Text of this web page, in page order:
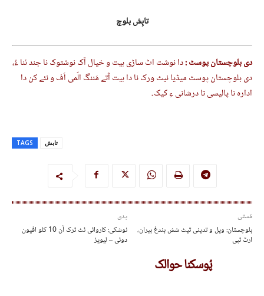
تابِش بلوچ
دی بلوچستان پوسٹ :دا نوشت اٹ ساڑی ہیت و خیال آک نوشتوک نا جند ئنا ءُ،
دی بلوچستان پوسٹ میڈیا نیٹ ورک نا دا ہیت آتے مَننگ الّمی اَف و نئے کن دا
ادارہ نا پالیسی تا درشانی ءِ کیک۔
TAGS تابش
پدی
نوشکی: کاروائی ئٹ ٹرک آن 10 کلو افیون
دوئی – لیویز
مُستی
بلوچستان: ویل و تدینی تیٹ شش بندغ بیران،
ارٹ ٹپی
پُوسکنا حوالک